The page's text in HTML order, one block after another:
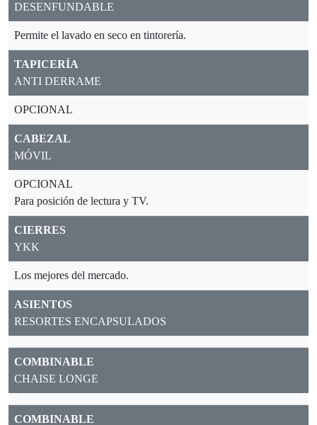
DESENFUNDABLE
Permite el lavado en seco en tintorería.
TAPICERÍA
ANTI DERRAME
OPCIONAL
CABEZAL
MÓVIL
OPCIONAL
Para posición de lectura y TV.
CIERRES
YKK
Los mejores del mercado.
ASIENTOS
RESORTES ENCAPSULADOS
COMBINABLE
CHAISE LONGE
COMBINABLE